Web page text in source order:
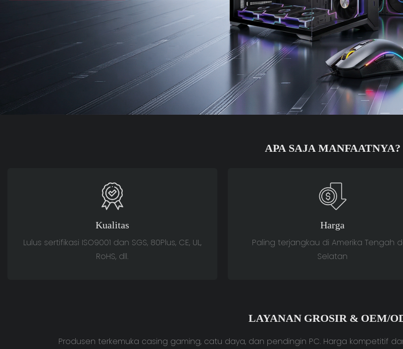
APA SAJA MANFAATNYA?
Kualitas
Lulus sertifikasi ISO9001 dan SGS, 80Plus, CE, UL,
RoHS, dll.
Harga
Paling terjangkau di Amerika Tengah
Selatan
LAYANAN GROSIR & OEM/
Produsen terkemuka casing gaming, catu daya, dan pendingin PC. Harga kompetitif